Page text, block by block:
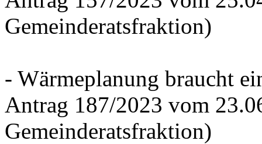
Gemeinderatsfraktion)
- Wärmeplanung braucht
Antrag 187/2023 vom
Gemeinderatsfraktion)